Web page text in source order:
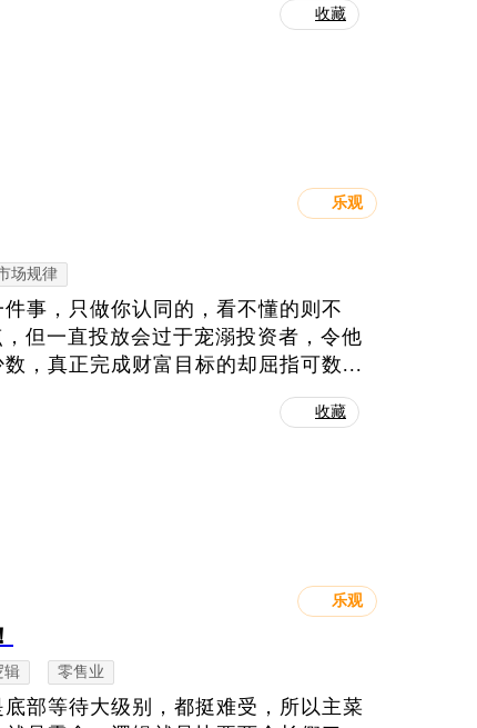
收藏
乐观
场规律
事，只做你认同的，看不懂的则不
但一直投放会过于宠溺投资者，令他
，真正完成财富目标的却屈指可数...
收藏
乐观
辑 零售业
部等待大级别，都挺难受，所以主菜